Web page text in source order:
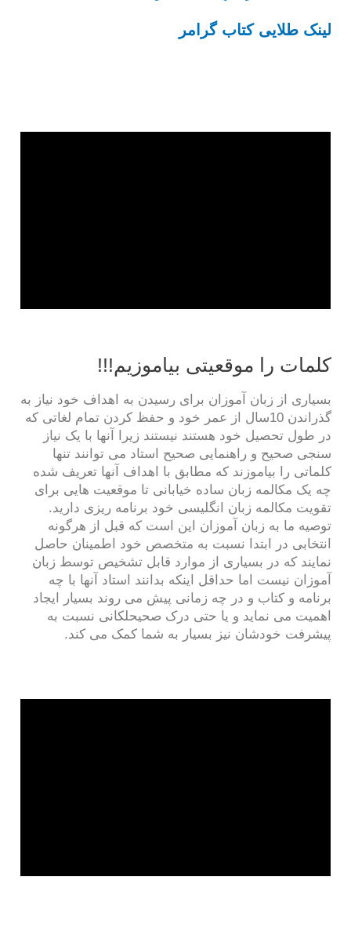
لینک طلایی کتاب گرامر
کلمات را موقعیتی بیاموزیم!!!
بسیاری از زبان آموزان برای رسیدن به اهداف خود نیاز به
گذراندن 10سال از عمر خود و حفظ کردن تمام لغاتی که
در طول تحصیل خود هستند نیستند زیرا آنها با یک نیاز
سنجی صحیح و راهنمایی صحیح استاد می توانند تنها
کلماتی را بیاموزند که مطابق با اهداف آنها تعریف شده
چه یک مکالمه زبان ساده خیابانی تا موقعیت هایی برای
تقویت مکالمه زبان انگلیسی خود برنامه ریزی دارید.
توصیه ما به زبان آموزان این است که قبل از هرگونه
انتخابی در ابتدا نسبت به متخصص خود اطمینان حاصل
نمایند که در بسیاری از موارد قابل تشخیص توسط زبان
آموزان نیست اما حداقل اینکه بدانند استاد آنها با چه
برنامه و کتاب و در چه زمانی پیش می روند بسیار ایجاد
اهمیت می نماید و یا حتی درک صحیحلکانی نسبت به
پیشرفت خودشان نیز بسیار به شما کمک می کند.